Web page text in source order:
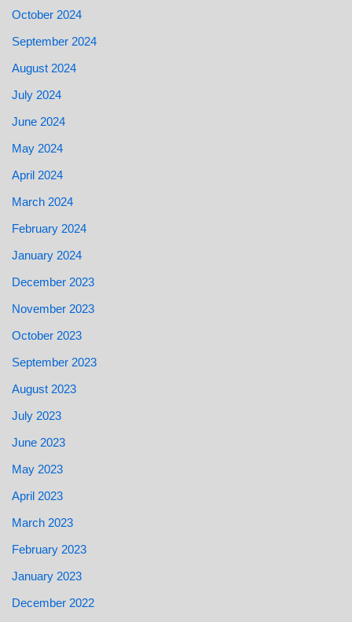
October 2024
September 2024
August 2024
July 2024
June 2024
May 2024
April 2024
March 2024
February 2024
January 2024
December 2023
November 2023
October 2023
September 2023
August 2023
July 2023
June 2023
May 2023
April 2023
March 2023
February 2023
January 2023
December 2022